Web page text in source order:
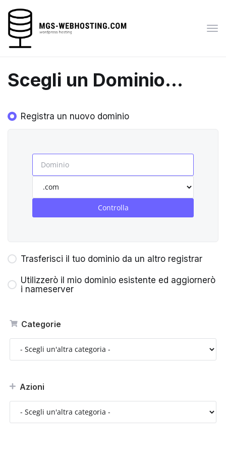
Scegli un Dominio...
Categorie
Azioni
Registra un nuovo dominio
Controlla
Trasferisci il tuo dominio da un altro registrar
Utilizzerò il mio dominio esistente ed aggiornerò
i nameserver